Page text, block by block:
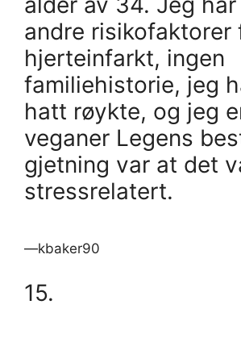
andre risikofaktorer
hjerteinfarkt, ingen
familiehistorie, jeg
hatt røykte, og jeg
veganer Legens
gjetning var at det
stressrelatert.
—kbaker90
15.